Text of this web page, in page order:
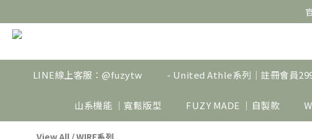
LINE線上客服：@fuzytw - United Athle系列｜註冊會員
山系機能 ｜寬鬆版型 FUZY MADE ｜自製款
View All /WIRE系列